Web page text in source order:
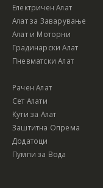
Електричен Алат
Алат за Заварување
Алат и Моторни
Градинарски Алат
Пневматски Алат
Рачен Алат
Сет Алати
Кути за Алат
Заштитна Опрема
Додатоци
Пумпи за Вода